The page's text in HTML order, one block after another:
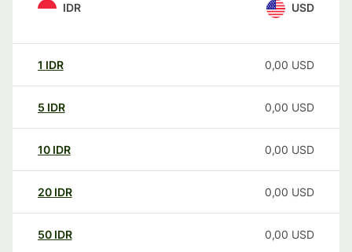
IDR USD
1 IDR 0,00 USD
5 IDR 0,00 USD
10 IDR 0,00 USD
20 IDR 0,00 USD
50 IDR 0,00 USD